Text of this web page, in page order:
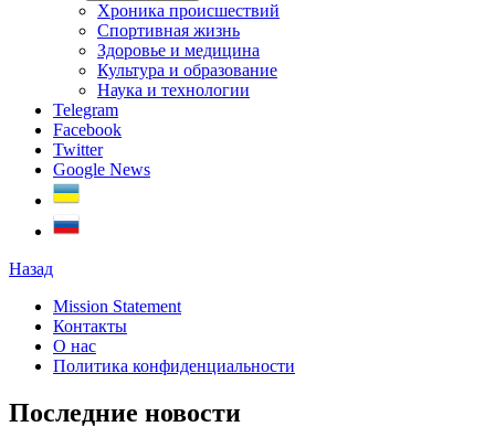
Хроника происшествий
Спортивная жизнь
Здоровье и медицина
Культура и образование
Наука и технологии
Telegram
Facebook
Twitter
Google News
Назад
Mission Statement
Контакты
О нас
Политика конфиденциальности
Последние новости